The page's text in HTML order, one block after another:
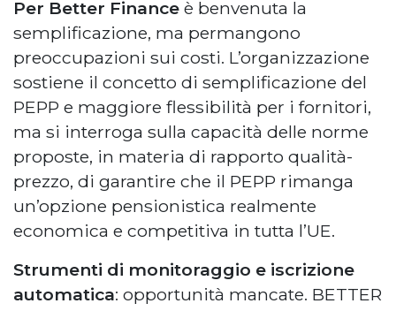
Per Better Finance è benvenuta la
semplificazione, ma permangono
preoccupazioni sui costi. L’organizzazione
sostiene il concetto di semplificazione del
PEPP e maggiore flessibilità per i fornitori,
ma si interroga sulla capacità delle norme
proposte, in materia di rapporto qualità-
prezzo, di garantire che il PEPP rimanga
un’opzione pensionistica realmente
economica e competitiva in tutta l’UE.
Strumenti di monitoraggio e iscrizione
automatica: opportunità mancate. BETTER